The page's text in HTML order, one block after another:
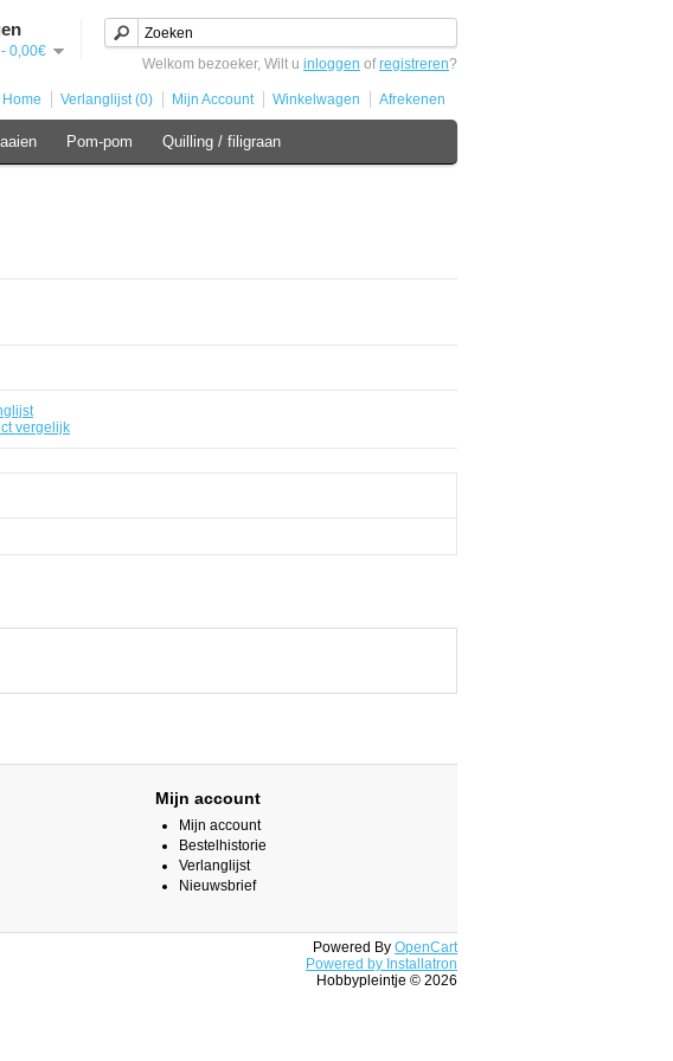
0,00€
Welkom bezoeker, Wilt u inloggen ofregistreren?
Home Verlanglijst (0) Mijn Account Winkelwagen Afrekenen
Pom-pom Quilling / filigraan
vergelijk
Mijn account
Mijn account
Bestelhistorie
Verlanglijst
Nieuwsbrief
Powered By OpenCart
Powered by Installatron
Hobbypleintje © 2026